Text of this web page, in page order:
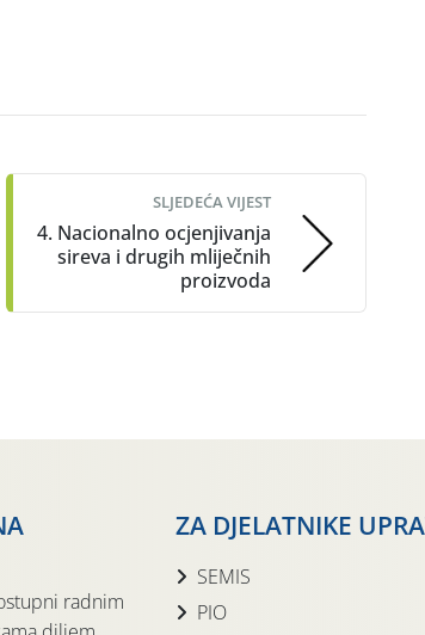
SLJEDEĆA VIJEST
4. Nacionalno ocjenjivanja
sireva i drugih mliječnih
proizvoda
radnim
ZA DJELATNIKE
SEMIS
PIO